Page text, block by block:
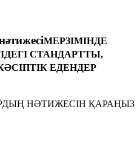
МЕРЗІМІНДЕ
СТАНДАРТТЫ,
ЕДЕНДЕР
НӘТИЖЕСІН ҚАРАҢЫЗ